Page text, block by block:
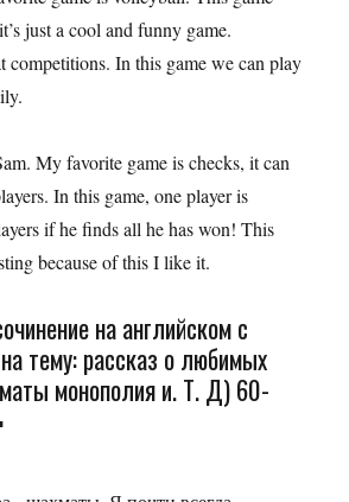
just a cool and funny game.
competitions. In this game we can play
My favorite game is checks, it can
In this game, one player is
if he finds all he has won! This
because of this I like it.
на английском с
тему: рассказ о любимых
монополия и. Т. Д) 60-